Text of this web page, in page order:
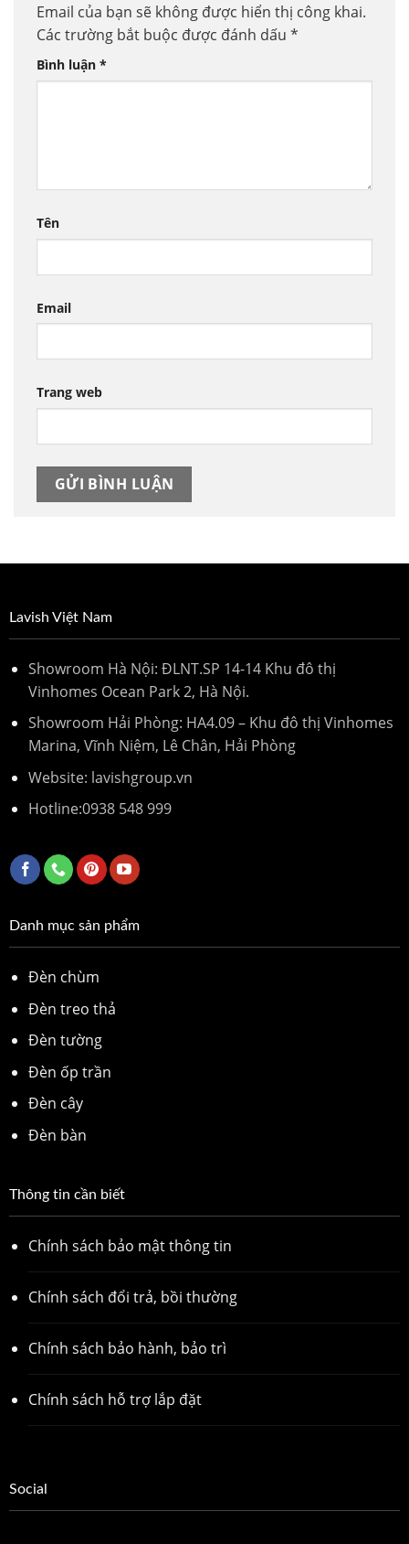
Email của bạn sẽ không được hiển thị công khai.
Các trường bắt buộc được đánh dấu *
Bình luận *
Tên
Email
Trang web
Lavish Việt Nam
Showroom Hà Nội: ĐLNT.SP 14-14 Khu đô thị
Vinhomes Ocean Park 2, Hà Nội.
Showroom Hải Phòng: HA4.09 – Khu đô thị Vinhomes
Marina, Vĩnh Niệm, Lê Chân, Hải Phòng
Website: lavishgroup.vn
Hotline:0938 548 999
Danh mục sản phẩm
Đèn chùm
Đèn treo thả
Đèn tường
Đèn ốp trần
Đèn cây
Đèn bàn
Thông tin cần biết
Chính sách bảo mật thông tin
Chính sách đổi trả, bồi thường
Chính sách bảo hành, bảo trì
Chính sách hỗ trợ lắp đặt
Social